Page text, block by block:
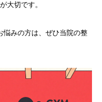
大切です。
みの方は、ぜひ当院の整